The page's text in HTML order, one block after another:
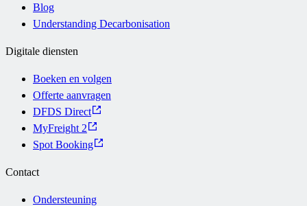
Blog
Understanding Decarbonisation
Digitale diensten
Boeken en volgen
Offerte aanvragen
DFDS Direct
MyFreight 2
Spot Booking
Contact
Ondersteuning